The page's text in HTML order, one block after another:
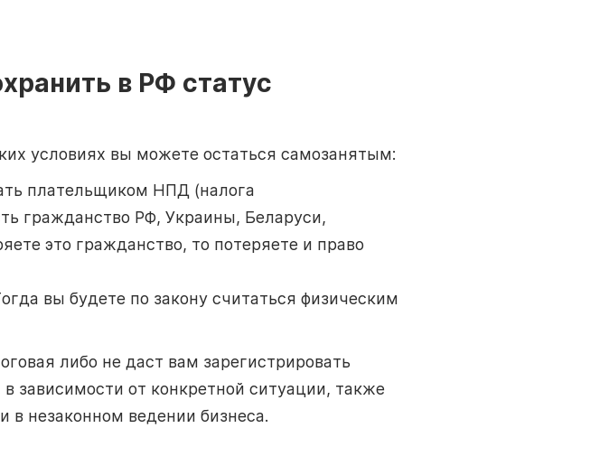
в РФ статус
условиях вы можете остаться самозанятым:
плательщиком НПД (налога
гражданство РФ, Украины, Беларуси,
это гражданство, то потеряете и право
вы будете по закону считаться физическим
либо не даст вам зарегистрировать
зависимости от конкретной ситуации, также
в незаконном ведении бизнеса.